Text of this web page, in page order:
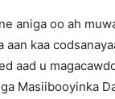
aniga oo ah
aan kaa
aad u
Masiibooyinka